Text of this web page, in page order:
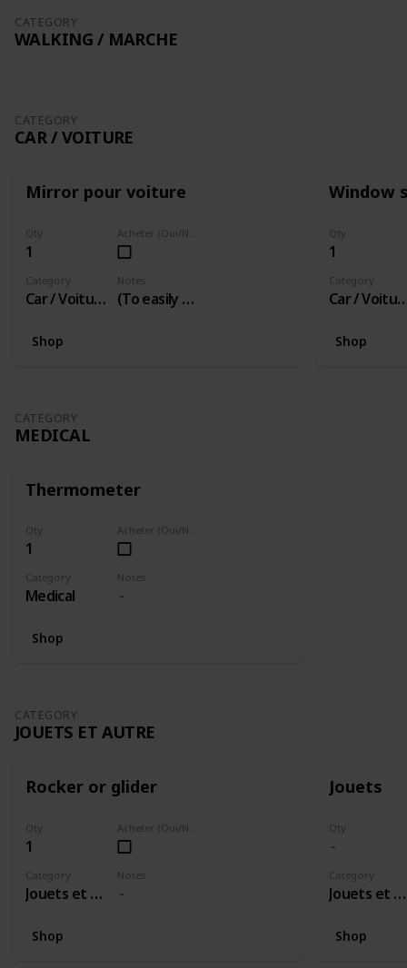
CATEGORY
WALKING / MARCHE
CATEGORY
CAR / VOITURE
Mirror pour voiture
Qty
1
Category
Car / Voiture
Notes
(To easily see into back seat)
Shop
Window
Qty
1
Category
Car /
Shop
CATEGORY
MEDICAL
Thermometer
Qty
1
Category
Medical
Notes
Shop
CATEGORY
JOUETS ET AUTRE
Rocker or glider
Qty
1
Category
Jouets et Autre
Notes
Shop
Jouets
Qty
Category
Jouets et Autre
Shop